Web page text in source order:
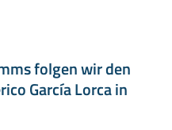
folgen wir den
García Lorca in